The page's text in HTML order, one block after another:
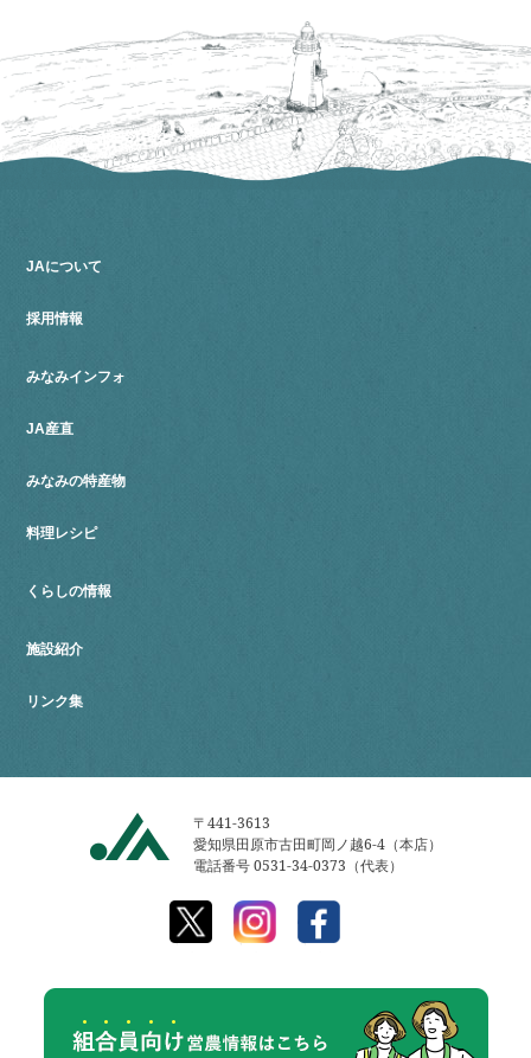
JAについて
採用情報
みなみインフォ
JA産直
みなみの特産物
料理レシピ
くらしの情報
施設紹介
リンク集
〒441-3613
愛知県田原市古田町岡ノ越6-4（本店）
電話番号 0531-34-0373（代表）